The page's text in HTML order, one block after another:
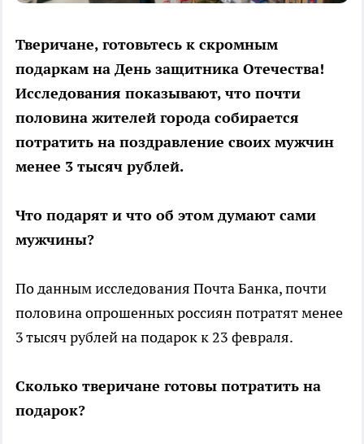
Тверичане, готовьтесь к скромным
подаркам на День защитника Отечества!
Исследования показывают, что почти
половина жителей города собирается
потратить на поздравление своих мужчин
менее 3 тысяч рублей.
Что подарят и что об этом думают сами
мужчины?
По данным исследования Почта Банка, почти
половина опрошенных россиян потратят менее
3 тысяч рублей на подарок к 23 февраля.
Сколько тверичане готовы потратить на
подарок?